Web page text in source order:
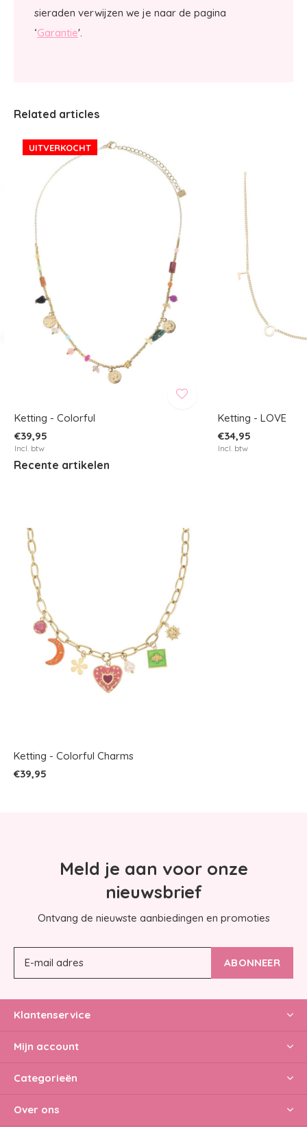
sieraden verwijzen we je naar de pagina
‘Garantie'.
Related articles
UITVERKOCHT
Ketting - Colorful
€39,95
Incl. btw
Ketting - LOVE
€34,95
Incl. btw
Recente artikelen
Ketting - Colorful Charms
€39,95
Meld je aan voor onze
nieuwsbrief
Ontvang de nieuwste aanbiedingen en promoties
ABONNEER
Klantenservice
Mijn account
Categorieën
Over ons